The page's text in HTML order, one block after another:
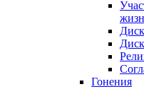
Гонения